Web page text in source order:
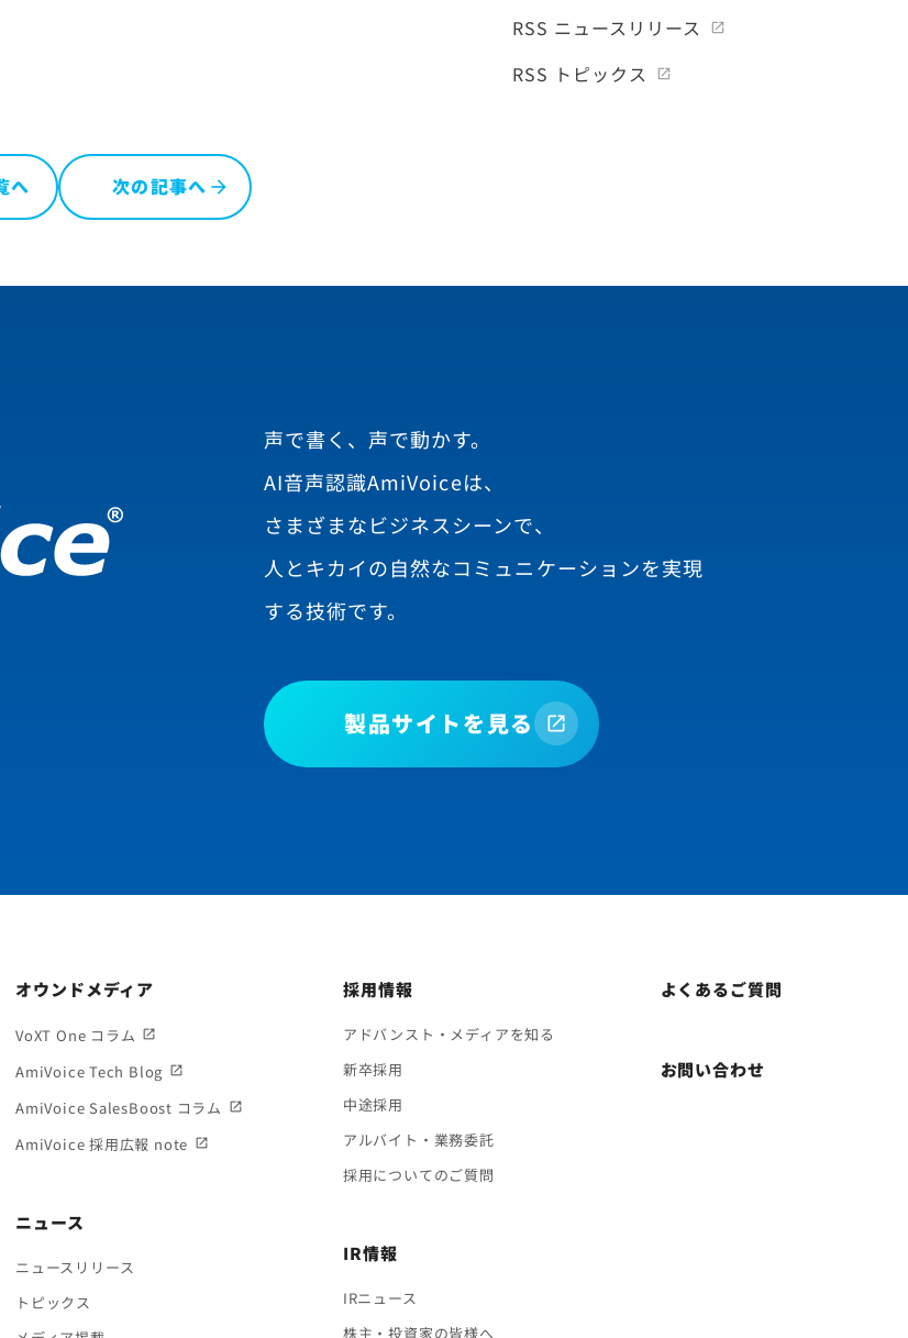
へ 次の記事へ
RSS ニュースリリース
RSS トピックス
声で書く、声で動かす。
AI音声認識AmiVoiceは、
さまざまなビジネスシーンで、
人とキカイの自然なコミュニケーションを実現
する技術です。
製品サイトを見る
オウンドメディア
VoXT One コラム
AmiVoice Tech Blog
AmiVoice SalesBoost コラム
AmiVoice 採用広報 note
ニュース
ニュースリリース
トピックス
採用情報
アドバンスト・メディアを知る
新卒採用
中途採用
アルバイト・業務委託
採用についてのご質問
IR情報
IRニュース
株主・投資家の皆様へ
よくあるご質問
お問い合わせ